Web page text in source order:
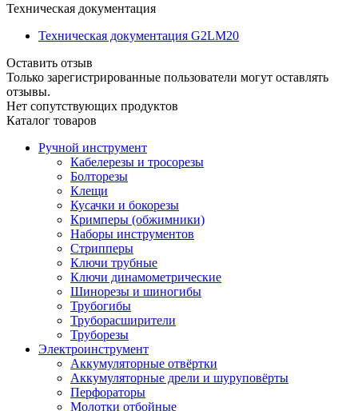
Техническая документация
Техническая документация G2LM20
Оставить отзыв
Только зарегистрированные пользователи могут оставлять
отзывы.
Нет сопутствующих продуктов
Каталог товаров
Ручной инструмент
Кабелерезы и тросорезы
Болторезы
Клещи
Кусачки и бокорезы
Кримперы (обжимники)
Наборы инструментов
Стрипперы
Ключи трубные
Ключи динамометрические
Шинорезы и шиногибы
Трубогибы
Труборасширители
Труборезы
Электроинструмент
Аккумуляторные отвёртки
Аккумуляторные дрели и шуруповёрты
Перфораторы
Молотки отбойные